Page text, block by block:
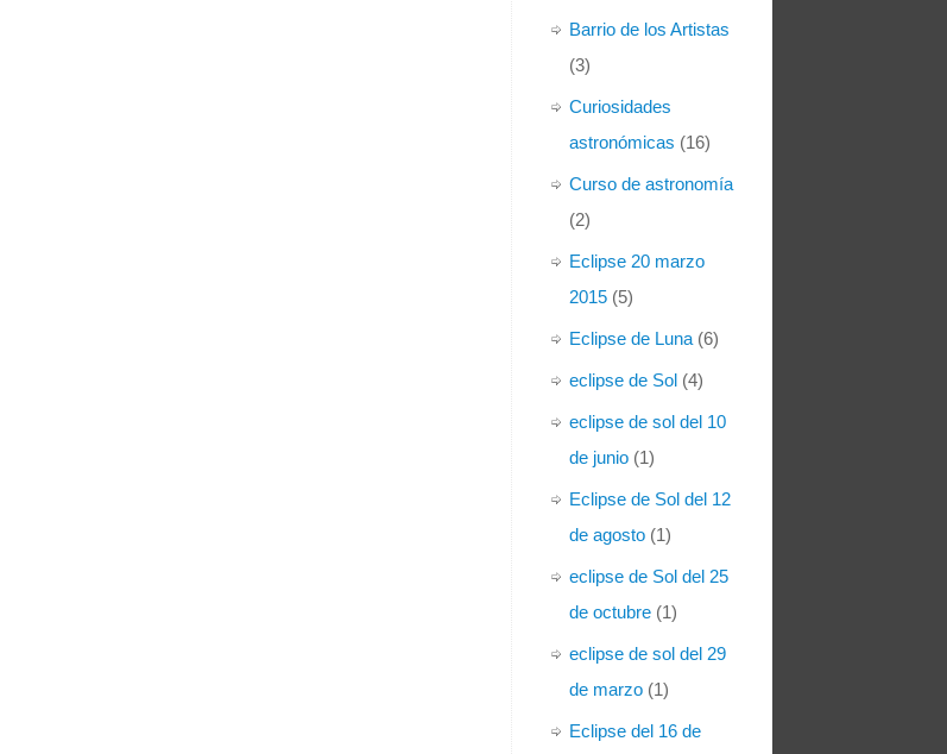
Barrio de los Artistas
(3)
Curiosidades
astronómicas (16)
Curso de astronomía
(2)
Eclipse 20 marzo
2015 (5)
Eclipse de Luna (6)
eclipse de Sol (4)
eclipse de sol del 10
de junio (1)
Eclipse de Sol del 12
de agosto (1)
eclipse de Sol del 25
de octubre (1)
eclipse de sol del 29
de marzo (1)
Eclipse del 16 de